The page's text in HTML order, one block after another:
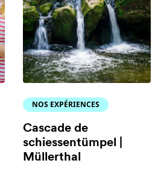
NOS EXPÉRIENCES
Cascade de
schiessentümpel |
Müllerthal